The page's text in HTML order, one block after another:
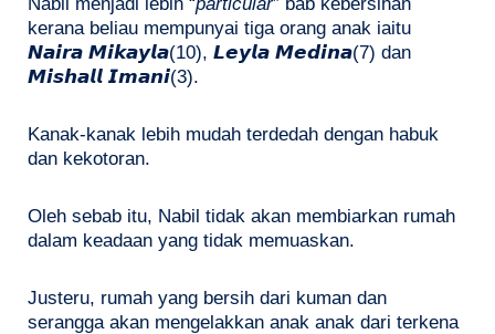
Nabil menjadi lebih “particular” bab kebersihan
kerana beliau mempunyai tiga orang anak iaitu
𝙉𝙖𝙞𝙧𝙖 𝙈𝙞𝙠𝙖𝙮𝙡𝙖(10), 𝙇𝙚𝙮𝙡𝙖 𝙈𝙚𝙙𝙞𝙣𝙖(7) dan
𝙈𝙞𝙨𝙝𝙖𝙡𝙡 𝙄𝙢𝙖𝙣𝙞(3).
Kanak-kanak lebih mudah terdedah dengan habuk
dan kekotoran.
Oleh sebab itu, Nabil tidak akan membiarkan rumah
dalam keadaan yang tidak memuaskan.
Justeru, rumah yang bersih dari kuman dan
serangga akan mengelakkan anak anak dari terkena